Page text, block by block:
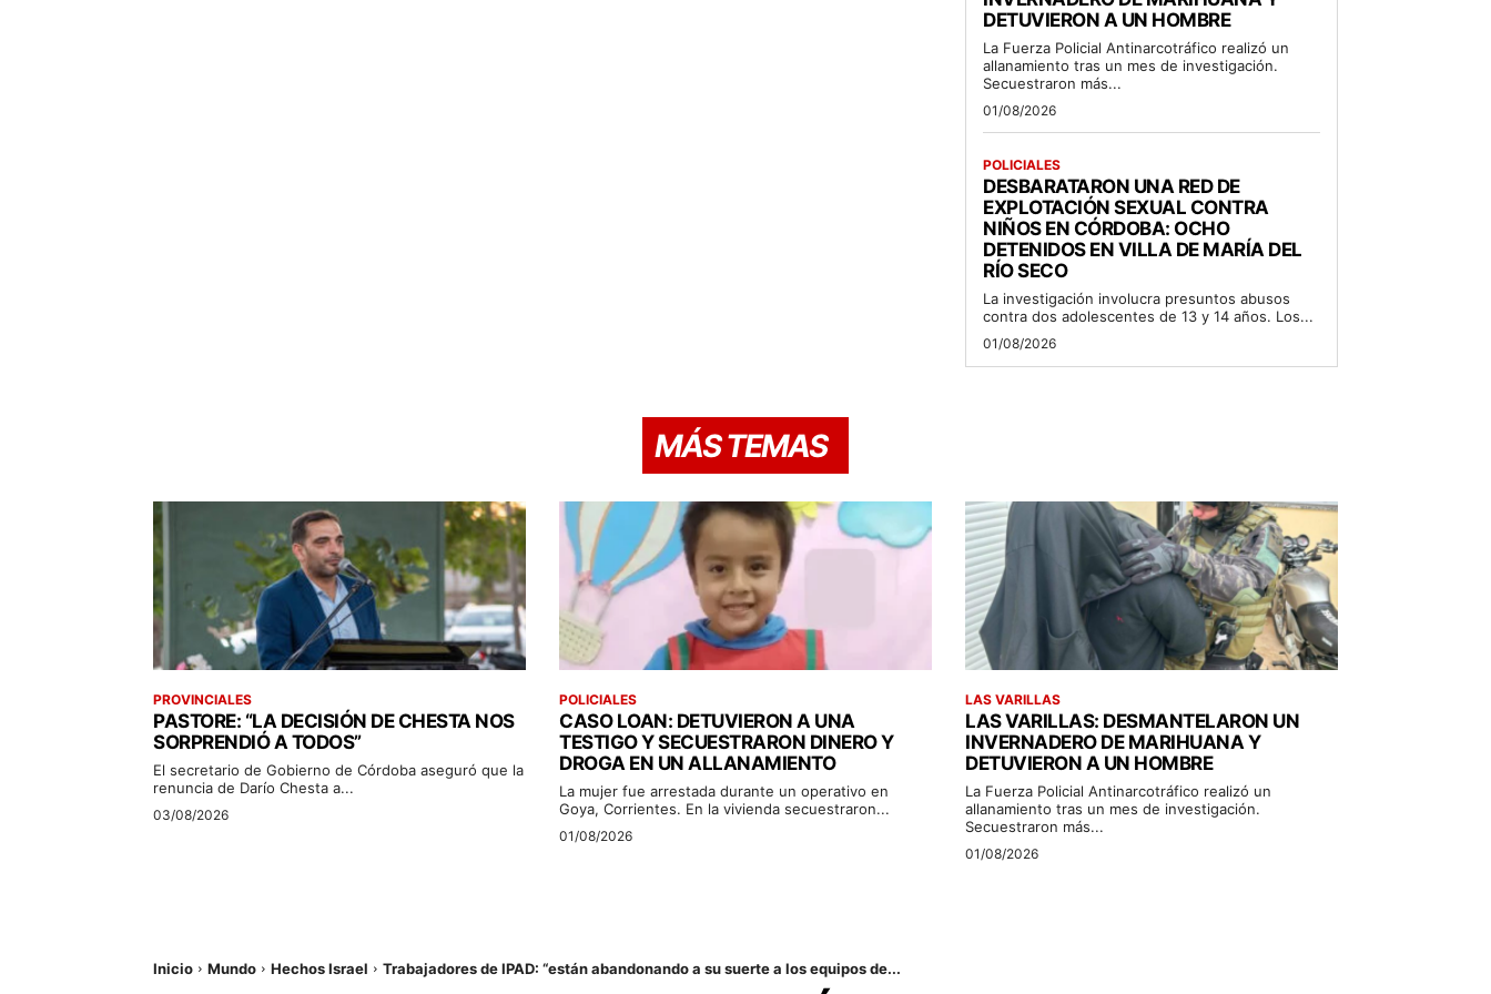
DETUVIERON A UN HOMBRE
La Fuerza Policial Antinarcotráfico realizó un
allanamiento tras un mes de investigación.
Secuestraron más...
01/08/2026
POLICIALES
DESBARATARON UNA RED DE
EXPLOTACIÓN SEXUAL CONTRA
NIÑOS EN CÓRDOBA: OCHO
DETENIDOS EN VILLA DE MARÍA DEL
RÍO SECO
La investigación involucra presuntos abusos
contra dos adolescentes de 13 y 14 años. Los...
01/08/2026
MÁS TEMAS
PROVINCIALES
PASTORE: “LA DECISIÓN DE CHESTA NOS
SORPRENDIÓ A TODOS”
El secretario de Gobierno de Córdoba aseguró que la
renuncia de Darío Chesta a...
03/08/2026
POLICIALES
CASO LOAN: DETUVIERON A UNA
TESTIGO Y SECUESTRARON DINERO Y
DROGA EN UN ALLANAMIENTO
La mujer fue arrestada durante un operativo en
Goya, Corrientes. En la vivienda secuestraron...
01/08/2026
LAS VARILLAS
LAS VARILLAS: DESMANTELARON UN
INVERNADERO DE MARIHUANA Y
DETUVIERON A UN HOMBRE
La Fuerza Policial Antinarcotráfico realizó un
allanamiento tras un mes de investigación.
Secuestraron más...
01/08/2026